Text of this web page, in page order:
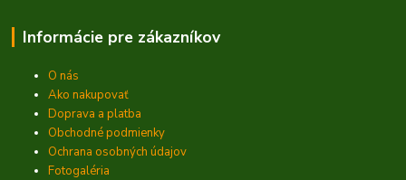
Informácie pre zákazníkov
O nás
Ako nakupovať
Doprava a platba
Obchodné podmienky
Ochrana osobných údajov
Fotogaléria